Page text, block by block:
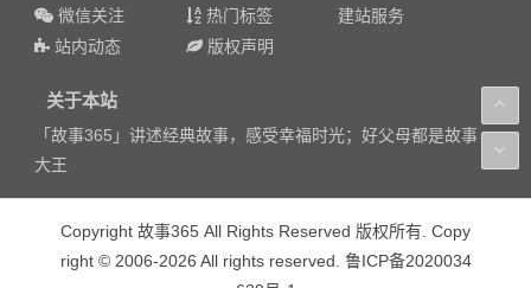
微信关注
热门标签
建站服务
站内动态
版权声明
关于本站
「故事365」讲述经典故事，感受幸福时光；好父母都是故事
大王
Copyright 故事365 All Rights Reserved 版权所有. Copy
right © 2006-2026 All rights reserved. 鲁ICP备2020034